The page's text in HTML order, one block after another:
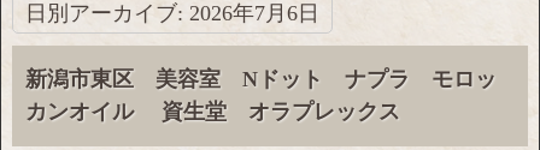
日別アーカイブ: 2026年7月6日
新潟市東区 美容室 Nドット ナプラ モロッ
カンオイル 資生堂 オラプレックス